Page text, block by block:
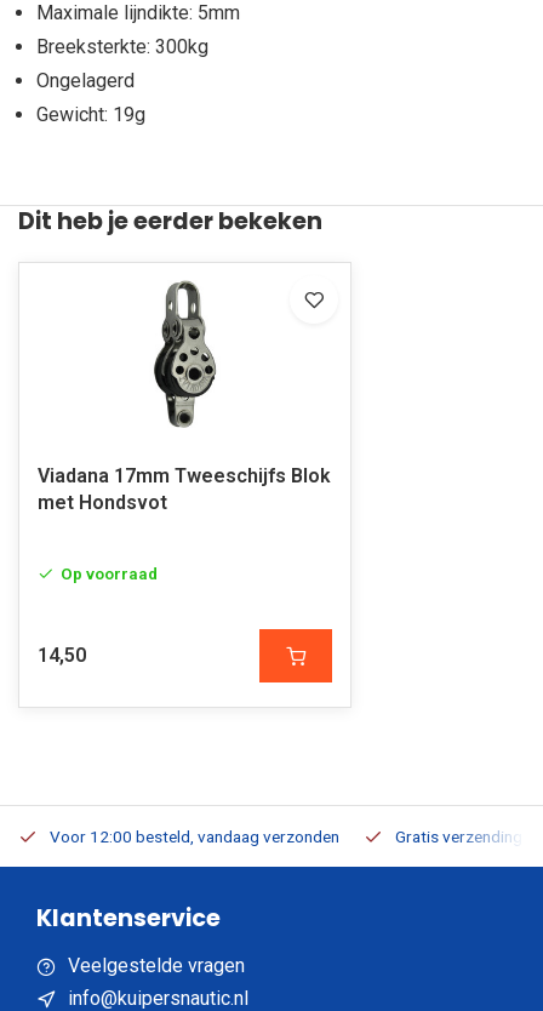
Maximale lijndikte: 5mm
Breeksterkte: 300kg
Ongelagerd
Gewicht: 19g
Dit heb je eerder bekeken
Viadana 17mm Tweeschijfs Blok
met Hondsvot
Op voorraad
14,50
Voor 12:00 besteld, vandaag verzonden Gratis verzending
Klantenservice
Veelgestelde vragen
info@kuipersnautic.nl